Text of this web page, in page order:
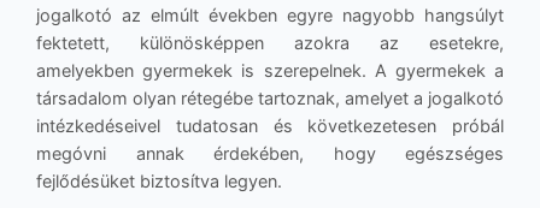
jogalkotó az elmúlt években egyre nagyobb hangsúlyt
fektetett, különösképpen azokra az esetekre,
amelyekben gyermekek is szerepelnek. A gyermekek a
társadalom olyan rétegébe tartoznak, amelyet a jogalkotó
intézkedéseivel tudatosan és következetesen próbál
megóvni annak érdekében, hogy egészséges
fejlődésüket biztosítva legyen.